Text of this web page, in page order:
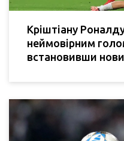
Кріштіану
неймовірним
встановивши